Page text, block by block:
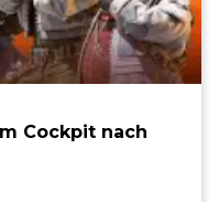
Cockpit nach